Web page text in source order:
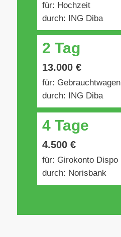
für: Hochzeit
durch: ING Diba
2 Tag
13.000 €
für: Gebrauchtwagen
durch: ING Diba
4 Tage
4.500 €
für: Girokonto Dispo
durch: Norisbank